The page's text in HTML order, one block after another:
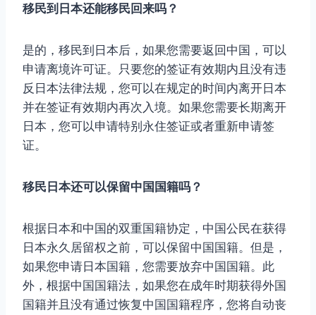
移民到日本还能移民回来吗？
是的，移民到日本后，如果您需要返回中国，可以
申请离境许可证。只要您的签证有效期内且没有违
反日本法律法规，您可以在规定的时间内离开日本
并在签证有效期内再次入境。如果您需要长期离开
日本，您可以申请特别永住签证或者重新申请签
证。
移民日本还可以保留中国国籍吗？
根据日本和中国的双重国籍协定，中国公民在获得
日本永久居留权之前，可以保留中国国籍。但是，
如果您申请日本国籍，您需要放弃中国国籍。此
外，根据中国国籍法，如果您在成年时期获得外国
国籍并且没有通过恢复中国国籍程序，您将自动丧